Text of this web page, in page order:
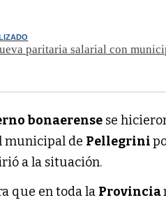
paritaria salarial con
bonaerense se
municipal de Pellegrini
a la situación.
que en toda la Provincia